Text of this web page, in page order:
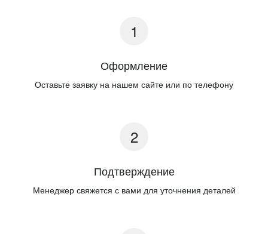
Оформление
Оставьте заявку на нашем сайте или по телефону
Подтверждение
Менеджер свяжется с вами для уточнения деталей